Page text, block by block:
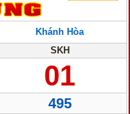
Khánh Hòa
SKH
01
495